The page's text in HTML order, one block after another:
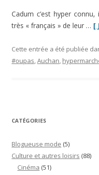
Cadum c’est hyper
très « français » de leur … [
Cette entrée a été publiée
#oupas,Auchan,
CATÉGORIES
Blogueuse mode (5)
Culture et autres loisirs (88)
Cinéma (51)